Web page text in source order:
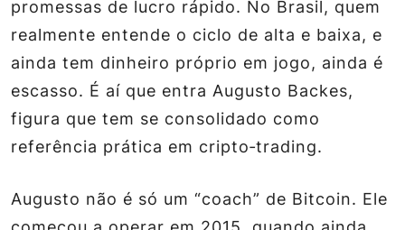
promessas de lucro rápido. No Brasil, quem
realmente entende o ciclo de alta e baixa, e
ainda tem dinheiro próprio em jogo, ainda é
escasso. É aí que entra Augusto Backes,
figura que tem se consolidado como
referência prática em cripto‑trading.
Augusto não é só um “coach” de Bitcoin. Ele